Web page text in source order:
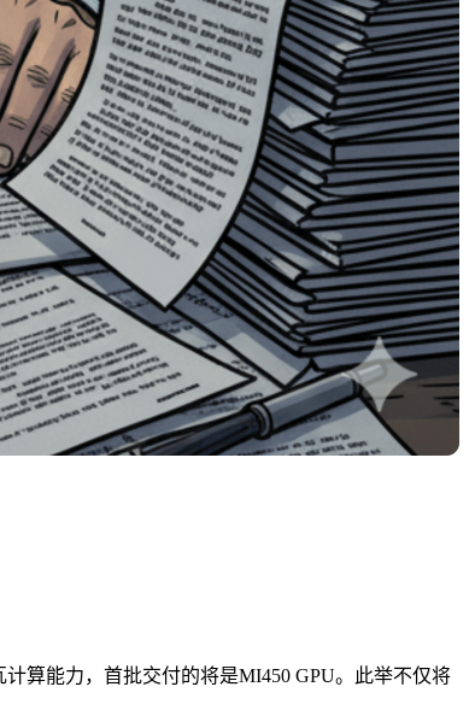
算能力，首批交付的将是MI450 GPU。此举不仅将